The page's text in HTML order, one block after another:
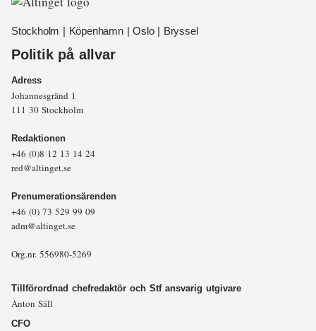
Stockholm | Köpenhamn | Oslo | Bryssel
Politik på allvar
Adress
Johannesgränd 1
111 30 Stockholm
Redaktionen
+46 (0)8 12 13 14 24
red@altinget.se
Prenumerationsärenden
+46 (0) 73 529 99 09
adm@altinget.se
Org.nr. 556980-5269
Tillförordnad chefredaktör och Stf ansvarig utgivare
Anton Säll
CFO